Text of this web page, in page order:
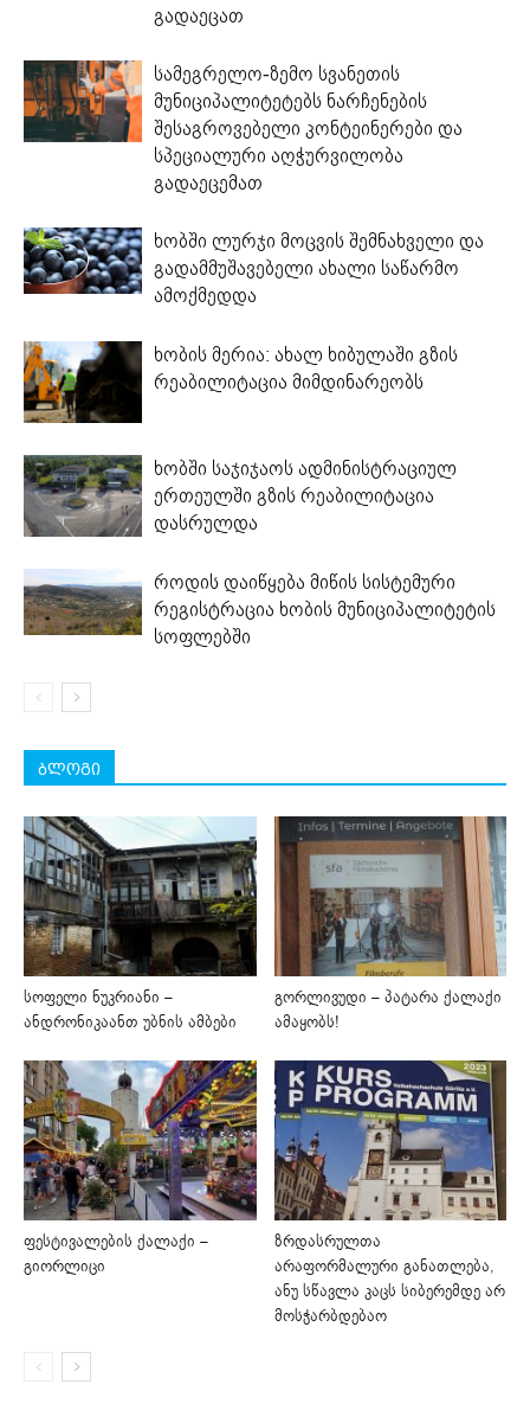
გადაეცათ
სამეგრელო-ზემო სვანეთის
მუნიციპალიტეტებს ნარჩენების
შესაგროვებელი კონტეინერები და
სპეციალური აღჭურვილობა
გადაეცემათ
ხობში ლურჯი მოცვის შემნახველი და
გადამმუშავებელი ახალი საწარმო
ამოქმედდა
ხობის მერია: ახალ ხიბულაში გზის
რეაბილიტაცია მიმდინარეობს
ხობში საჯიჯაოს ადმინისტრაციულ
ერთეულში გზის რეაბილიტაცია
დასრულდა
როდის დაიწყება მიწის სისტემური
რეგისტრაცია ხობის მუნიციპალიტეტის
სოფლებში
ბლოგი
სოფელი ნუკრიანი –
ანდრონიკაანთ უბნის ამბები
გორლივუდი – პატარა ქალაქი
ამაყობს!
ფესტივალების ქალაქი –
გიორლიცი
ზრდასრულთა
არაფორმალური განათლება,
ანუ სწავლა კაცს სიბერემდე არ
მოსჭარბდებაო